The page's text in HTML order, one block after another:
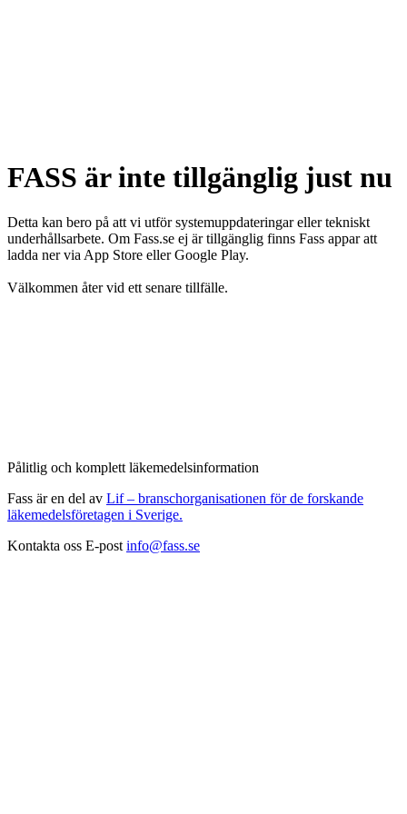
FASS är inte tillgänglig just nu
Detta kan bero på att vi utför systemuppdateringar eller tekniskt
underhållsarbete. Om Fass.se ej är tillgänglig finns Fass appar att
ladda ner via App Store eller Google Play.
Välkommen åter vid ett senare tillfälle.
Pålitlig och komplett läkemedelsinformation
Fass är en del av Lif – branschorganisationen för de forskande
läkemedelsföretagen i Sverige.
Kontakta oss E-post info@fass.se